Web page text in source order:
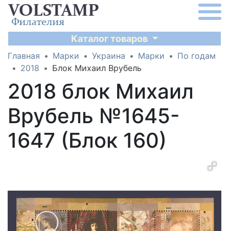
Каталог товаров
Главная Марки Украина Марки
По годам
2018
Блок Михаил Врубель
2018 блок Михаил
Врубель №1645-
1647 (Блок 160)